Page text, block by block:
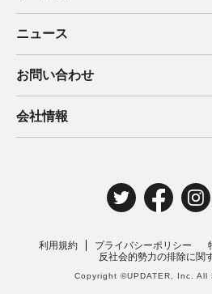
ご家庭向け電力サービス
法人向け脱炭素サービス
住宅用太陽光売電 卒FIT
ニュース
2025年
2024年
2019年
お問い合わせ
ご家庭向け電力サービス・卒FIT
法人向け脱炭素サービス・新電
電気工事のお申込み
会社情報
利用規約 プライバシーポリシー
反社会的勢力の排除に関
Copyright ©UPDATER, Inc. All